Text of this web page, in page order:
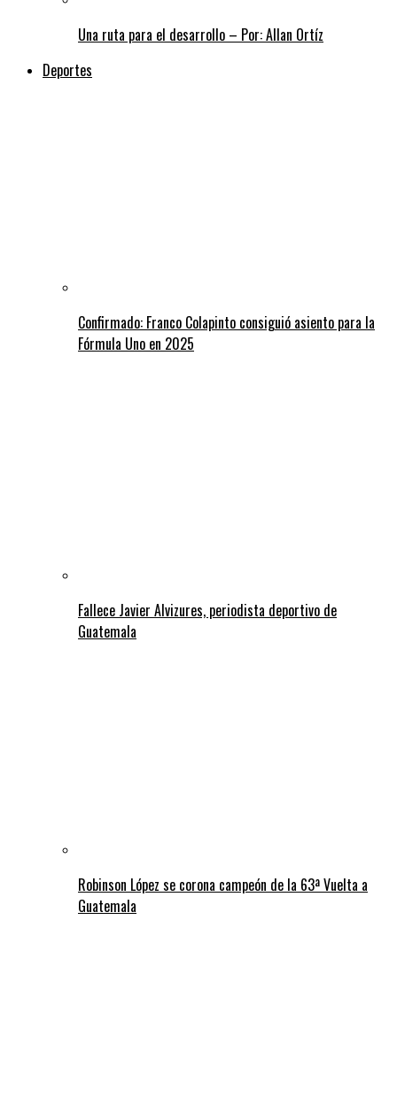
Una ruta para el desarrollo – Por: Allan Ortíz
Deportes
Confirmado: Franco Colapinto consiguió asiento para la
Fórmula Uno en 2025
Fallece Javier Alvizures, periodista deportivo de
Guatemala
Robinson López se corona campeón de la 63ª Vuelta a
Guatemala